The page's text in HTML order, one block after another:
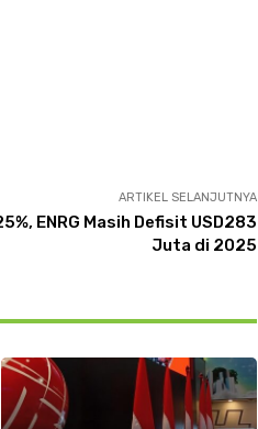
ARTIKEL SELANJUTNYA
ENRG Masih Defisit USD283
Juta di 2025